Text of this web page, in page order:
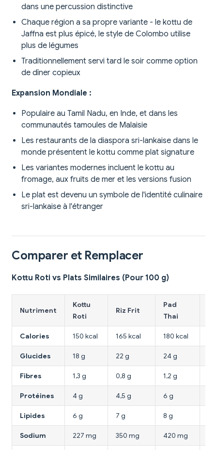
dans une percussion distinctive
Chaque région a sa propre variante - le kottu de
Jaffna est plus épicé, le style de Colombo utilise
plus de légumes
Traditionnellement servi tard le soir comme option
de dîner copieux
Expansion Mondiale :
Populaire au Tamil Nadu, en Inde, et dans les
communautés tamoules de Malaisie
Les restaurants de la diaspora sri-lankaise dans le
monde présentent le kottu comme plat signature
Les variantes modernes incluent le kottu au
fromage, aux fruits de mer et les versions fusion
Le plat est devenu un symbole de l'identité culinaire
sri-lankaise à l'étranger
Comparer et Remplacer
Kottu Roti vs Plats Similaires (Pour 100 g)
Nutriment
Kottu
Roti
Riz Frit
Pad
Thai
Calories 150 kcal 165 kcal 180 kcal
Glucides 18 g 22 g 24 g
Fibres 1,3 g 0,8 g 1,2 g
Protéines 4 g 4,5 g 6 g
Lipides 6 g 7 g 8 g
Sodium 227 mg 350 mg 420 mg